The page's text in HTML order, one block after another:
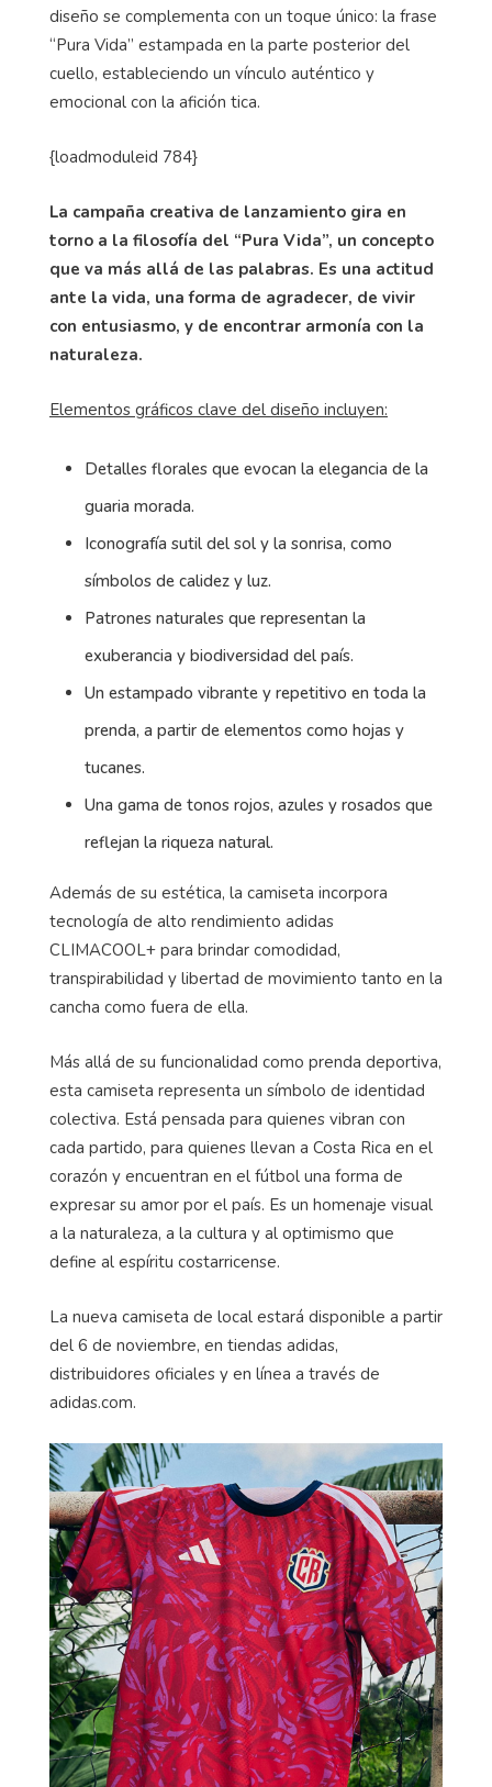
diseño se complementa con un toque único: la frase
“Pura Vida” estampada en la parte posterior del
cuello, estableciendo un vínculo auténtico y
emocional con la afición tica.
{loadmoduleid 784}
La campaña creativa de lanzamiento gira en
torno a la filosofía del “Pura Vida”, un concepto
que va más allá de las palabras. Es una actitud
ante la vida, una forma de agradecer, de vivir
con entusiasmo, y de encontrar armonía con la
naturaleza.
Elementos gráficos clave del diseño incluyen:
Detalles florales que evocan la elegancia de la
guaria morada.
Iconografía sutil del sol y la sonrisa, como
símbolos de calidez y luz.
Patrones naturales que representan la
exuberancia y biodiversidad del país.
Un estampado vibrante y repetitivo en toda la
prenda, a partir de elementos como hojas y
tucanes.
Una gama de tonos rojos, azules y rosados que
reflejan la riqueza natural.
Además de su estética, la camiseta incorpora
tecnología de alto rendimiento adidas
CLIMACOOL+ para brindar comodidad,
transpirabilidad y libertad de movimiento tanto en la
cancha como fuera de ella. ​
Más allá de su funcionalidad como prenda deportiva,
esta camiseta representa un símbolo de identidad
colectiva. Está pensada para quienes vibran con
cada partido, para quienes llevan a Costa Rica en el
corazón y encuentran en el fútbol una forma de
expresar su amor por el país. Es un homenaje visual
a la naturaleza, a la cultura y al optimismo que
define al espíritu costarricense. ​
La nueva camiseta de local estará disponible a partir
del 6 de noviembre, en tiendas adidas,
distribuidores oficiales y en línea a través de
adidas.com.